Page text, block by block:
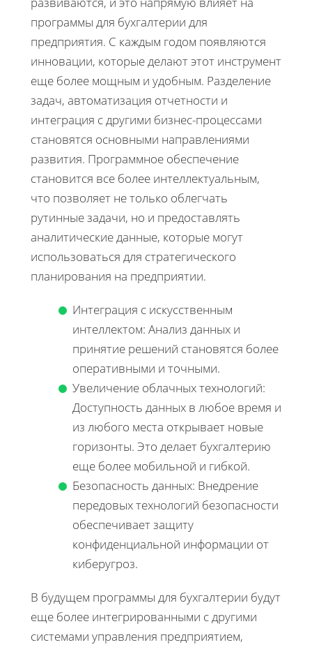
программы для бухгалтерии для
предприятия. С каждым годом появляются
инновации, которые делают этот инструмент
еще более мощным и удобным. Разделение
задач, автоматизация отчетности и
интеграция с другими бизнес-процессами
становятся основными направлениями
развития. Программное обеспечение
становится все более интеллектуальным,
что позволяет не только облегчать
рутинные задачи, но и предоставлять
аналитические данные, которые могут
использоваться для стратегического
планирования на предприятии.
Интеграция с искусственным
интеллектом: Анализ данных и
принятие решений становятся более
оперативными и точными.
Увеличение облачных технологий:
Доступность данных в любое время и
из любого места открывает новые
горизонты. Это делает бухгалтерию
еще более мобильной и гибкой.
Безопасность данных: Внедрение
передовых технологий безопасности
обеспечивает защиту
конфиденциальной информации от
киберугроз.
В будущем программы для бухгалтерии будут
еще более интегрированными с другими
системами управления предприятием,